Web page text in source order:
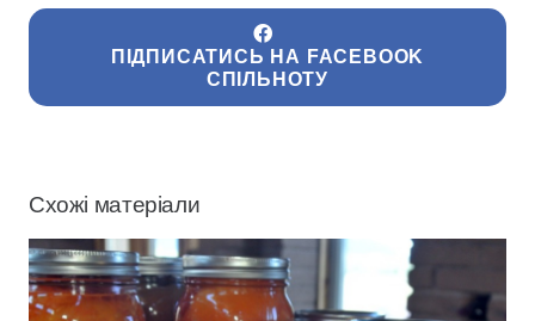
ПІДПИСАТИСЬ НА FACEBOOK
СПІЛЬНОТУ
Схожі матеріали